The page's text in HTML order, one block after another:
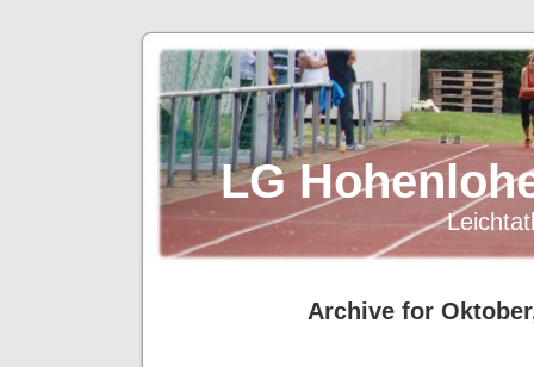
LG
Archive for